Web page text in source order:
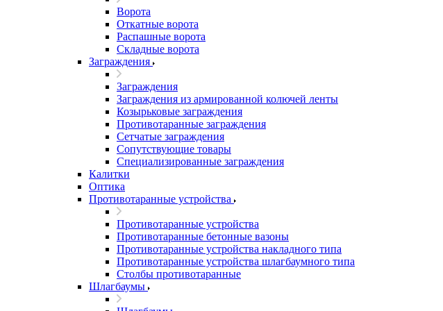
Ворота
Откатные ворота
Распашные ворота
Складные ворота
Заграждения
Заграждения
Заграждения из армированной колючей ленты
Козырьковые заграждения
Противотаранные заграждения
Сетчатые заграждения
Сопутствующие товары
Специализированные заграждения
Калитки
Оптика
Противотаранные устройства
Противотаранные устройства
Противотаранные бетонные вазоны
Противотаранные устройства накладного типа
Противотаранные устройства шлагбаумного типа
Столбы противотаранные
Шлагбаумы